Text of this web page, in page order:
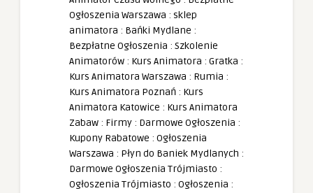
Ogłoszenia Warszawa : sklep
animatora : Bańki Mydlane :
Bezpłatne Ogłoszenia : Szkolenie
Animatorów : Kurs Animatora : Gratka :
Kurs Animatora Warszawa : Rumia :
Kurs Animatora Poznań : Kurs
Animatora Katowice : Kurs Animatora
Zabaw : Firmy : Darmowe Ogłoszenia :
Kupony Rabatowe : Ogłoszenia
Warszawa : Płyn do Baniek Mydlanych :
Darmowe Ogłoszenia Trójmiasto :
Ogłoszenia Trójmiasto : Ogłoszenia :